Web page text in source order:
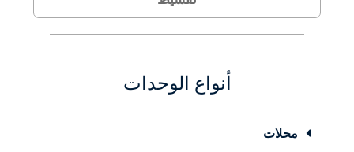
أنواع الوحدات
محلات